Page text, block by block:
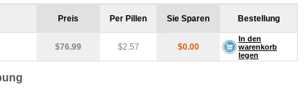
Preis Per Pillen Sie Sparen Bestellung
$76.99 $2.57 $0.00
In den
warenkorb
legen